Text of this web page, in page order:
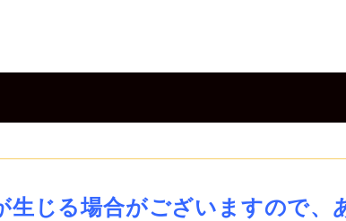
生じる場合がございますので、